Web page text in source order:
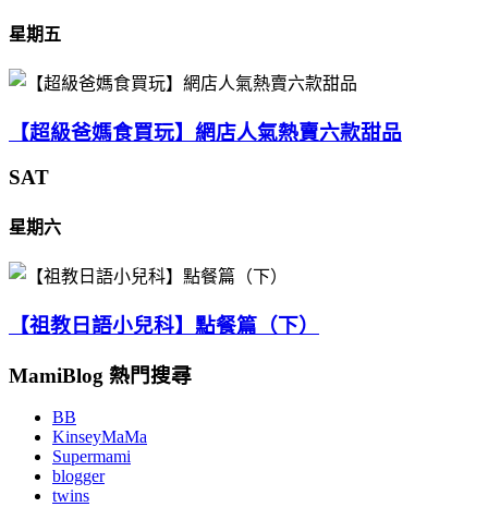
星期五
【超級爸媽食買玩】網店人氣熱賣六款甜品
SAT
星期六
【祖教日語小兒科】點餐篇（下）
MamiBlog 熱門搜尋
BB
KinseyMaMa
Supermami
blogger
twins